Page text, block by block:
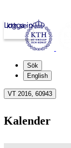
kth.se
Logga in
Sök
English
VT 2016, 60943
Kalender